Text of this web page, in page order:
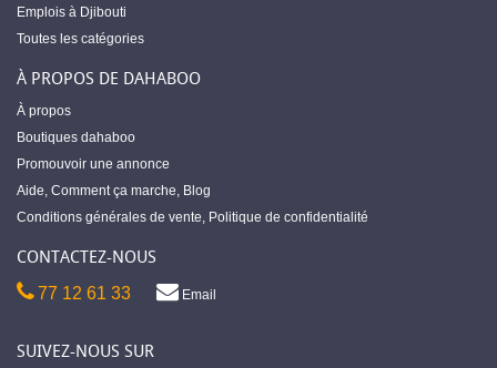
Emplois à Djibouti
Toutes les catégories
À PROPOS DE DAHABOO
À propos
Boutiques dahaboo
Promouvoir une annonce
Aide, Comment ça marche, Blog
Conditions générales de vente, Politique de confidentialité
CONTACTEZ-NOUS
77 12 61 33 Email
SUIVEZ-NOUS SUR